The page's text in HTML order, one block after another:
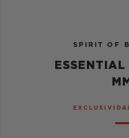
SPIRIT OF
MM